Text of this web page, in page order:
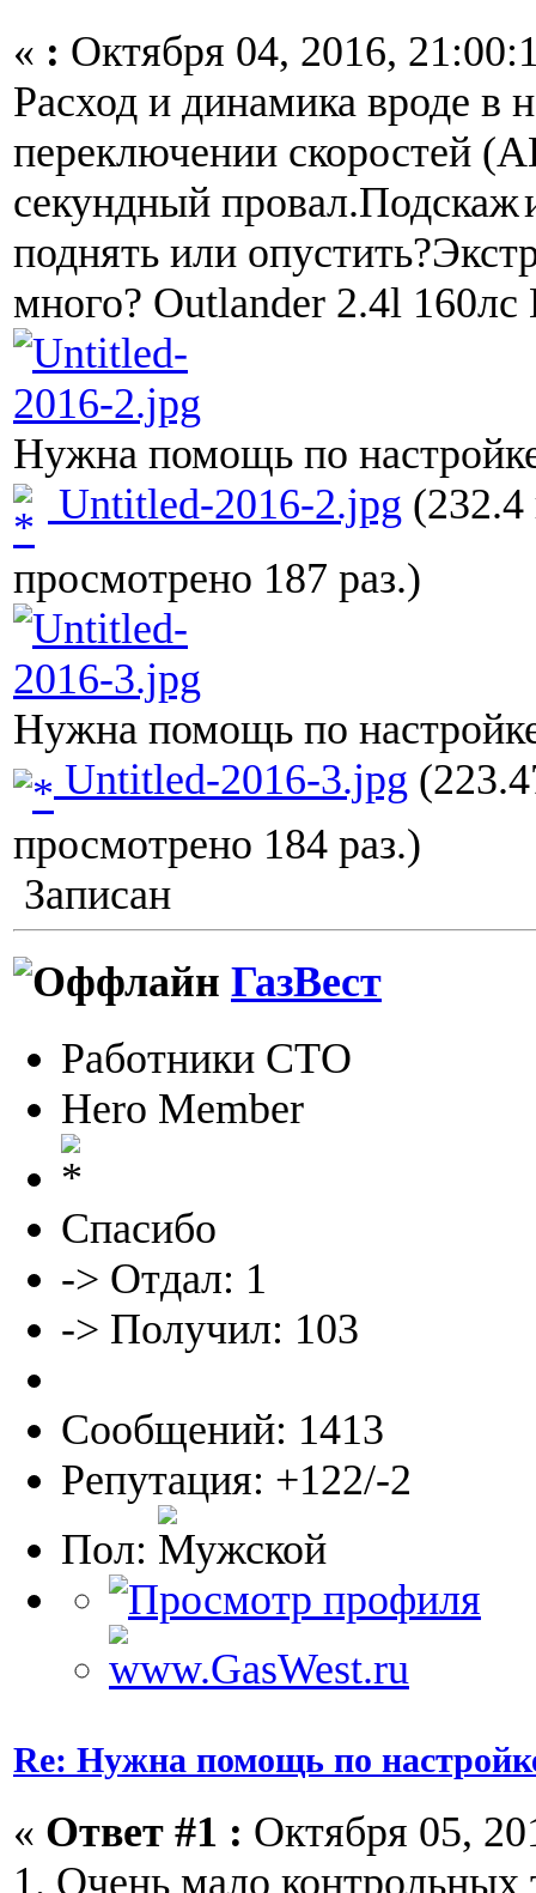
« : Октября 04, 2016,
Расход и динамика вроде в
переключении скоростей
секундный провал.Подскаж
поднять или
много? Outlander 2.4l
Нужна помощь по
Untitled-2016-2.jpg
просмотрено 187 раз.)
Нужна помощь по
Untitled-2016-3.jpg
просмотрено 184 раз.)
Записан
ГазВест
Работники СТО
Hero Member
Спасибо
-> Отдал: 1
-> Получил: 103
Сообщений: 1413
Репутация: +122/-2
Пол:
Re: Нужна помощь по
« Ответ #1 : Октября 05,
1. Очень мало контрольных